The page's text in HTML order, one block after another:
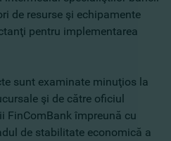
de resurse şi echipamente
pentru implementarea
sunt examinate minuţios la
şi de către oficiul
FinComBank împreună cu
de stabilitate economică a